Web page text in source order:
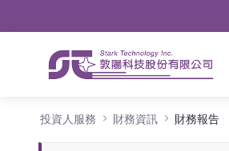
投資人服務 財務資訊 財務報告